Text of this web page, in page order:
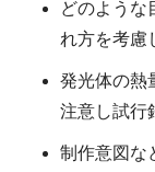
どのような
れ方を考慮
発光体の熱
注意し試行
制作意図な